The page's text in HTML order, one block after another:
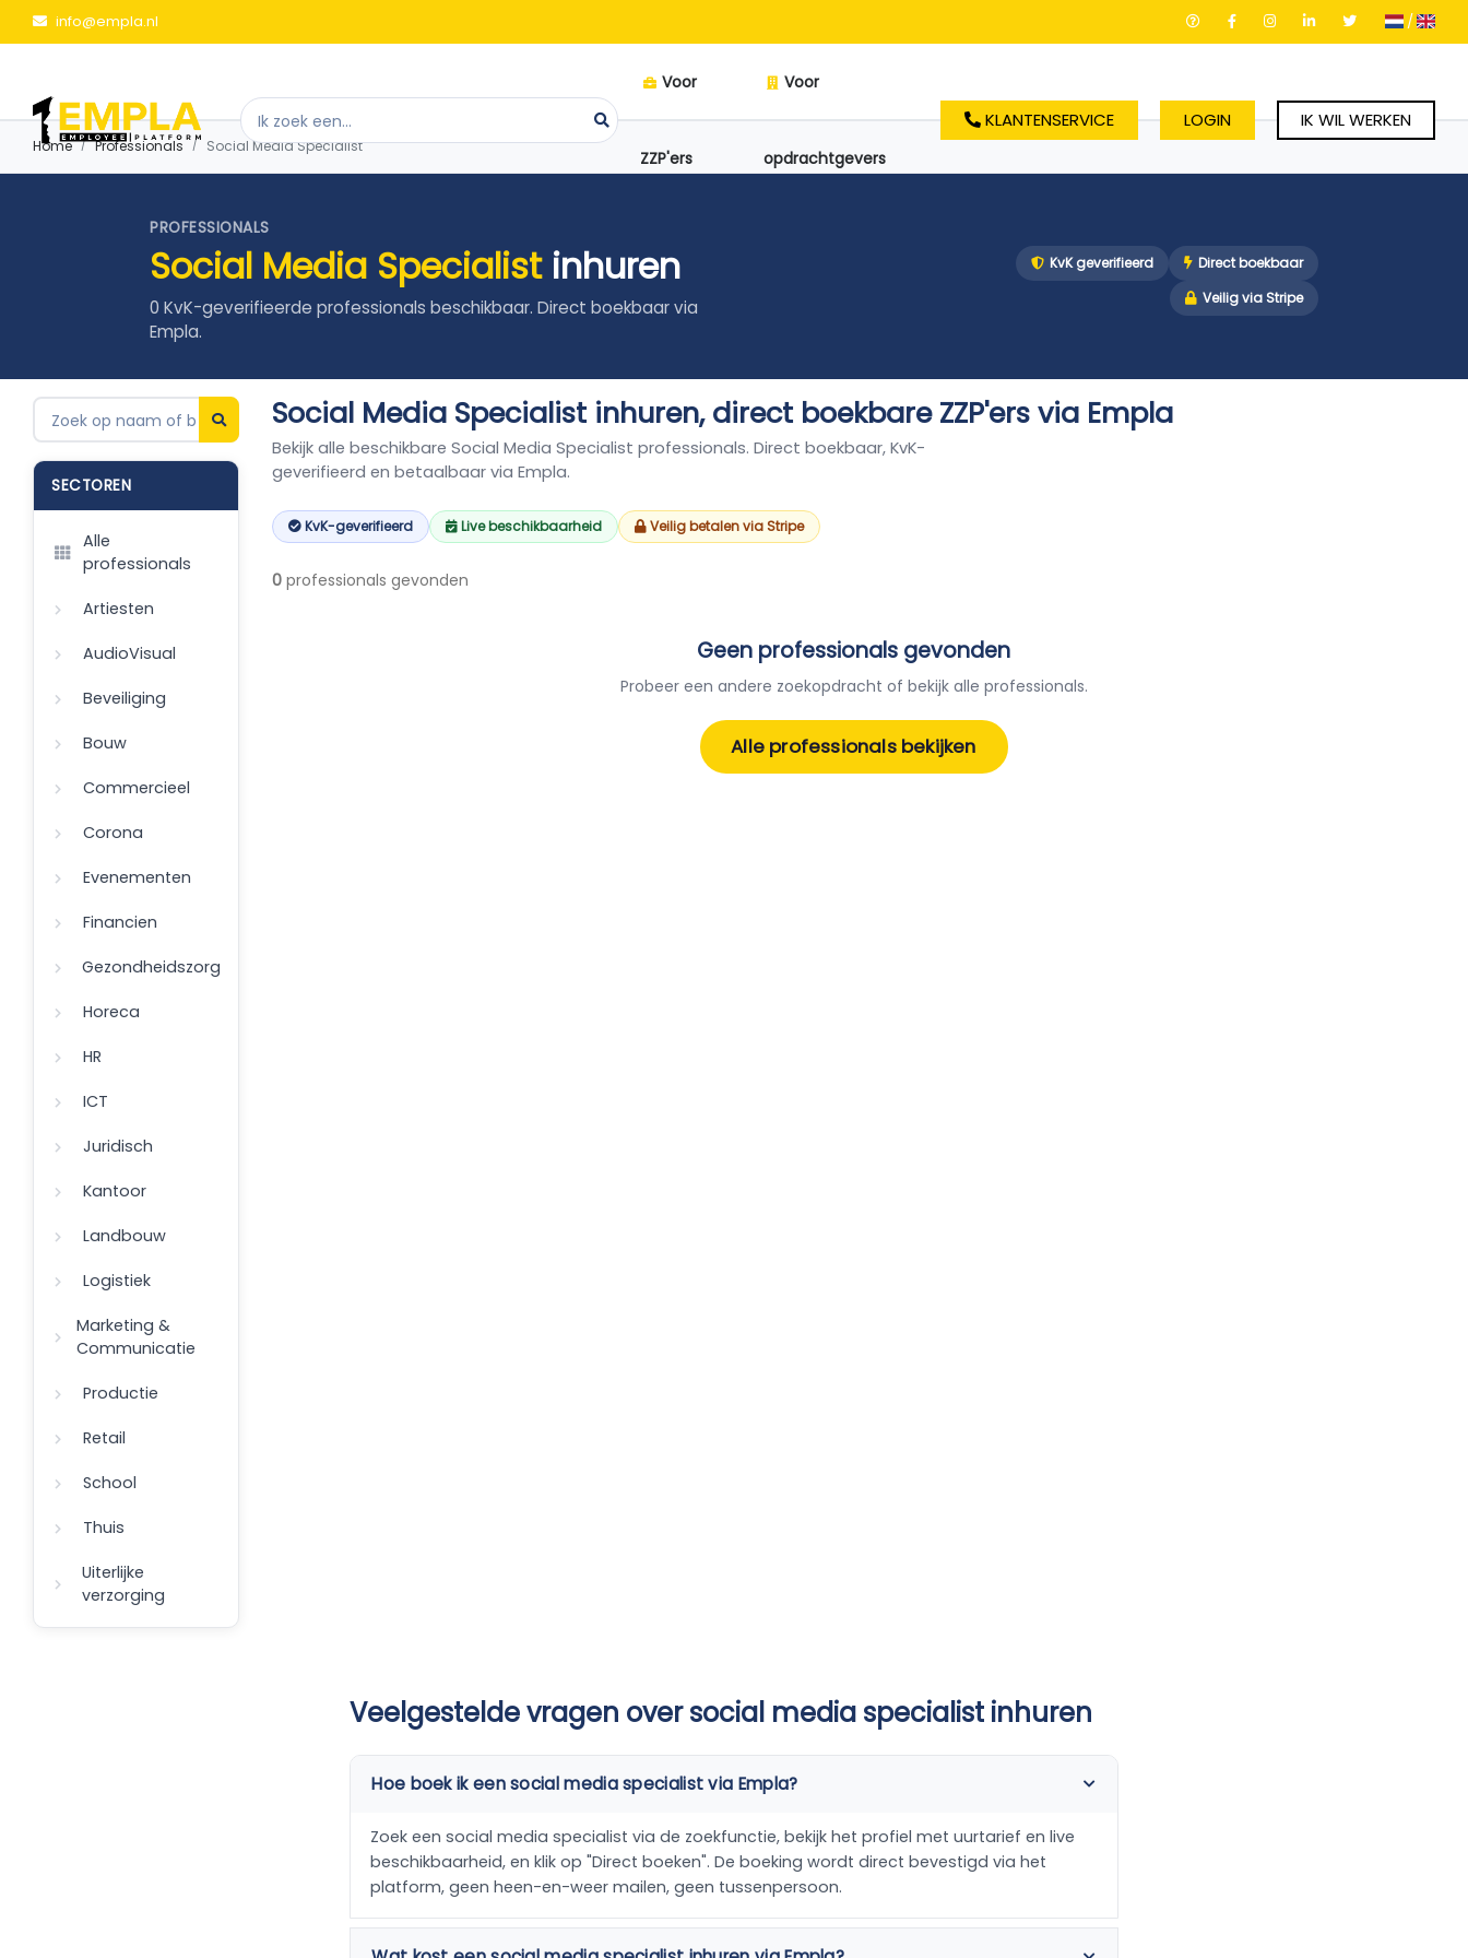
info@empla.nl /
Voor
ZZP'ers
Voor
opdrachtgevers
KLANTENSERVICE LOGIN IK WIL WERKEN
Home Professionals Social Media Specialist
PROFESSIONALS
Social Media Specialistinhuren
0 KvK-geverifieerde professionals beschikbaar. Direct boekbaar via
Empla.
KvK geverifieerd
Direct boekbaar
Veilig via Stripe
SECTOREN
Alle
professionals
Artiesten
AudioVisual
Beveiliging
Bouw
Commercieel
Corona
Evenementen
Financien
Gezondheidszorg
Horeca
HR
ICT
Juridisch
Kantoor
Landbouw
Logistiek
Marketing &
Communicatie
Productie
Retail
School
Thuis
Uiterlijke
verzorging
Social Media Specialist inhuren, direct boekbare ZZP'ers via Empla
Bekijk alle beschikbare Social Media Specialist professionals. Direct boekbaar, KvK-
geverifieerd en betaalbaar via Empla.
KvK-geverifieerd Live beschikbaarheid Veilig betalen via Stripe
0 professionals gevonden
Geen professionals gevonden
Probeer een andere zoekopdracht of bekijk alle professionals.
Alle professionals bekijken
Veelgestelde vragen over social media specialist inhuren
Hoe boek ik een social media specialist via Empla?
Zoek een social media specialist via de zoekfunctie, bekijk het profiel met uurtarief en live
beschikbaarheid, en klik op "Direct boeken". De boeking wordt direct bevestigd via het
platform, geen heen-en-weer mailen, geen tussenpersoon.